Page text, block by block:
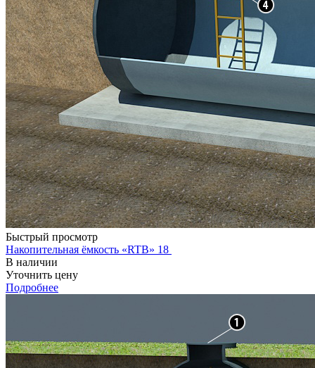
Быстрый просмотр
Накопительная ёмкость «RTB» 18
В наличии
Уточнить цену
Подробнее